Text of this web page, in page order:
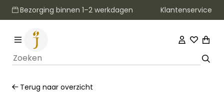
Bezorging binnen 1–2 werkdagen Klantenservice
Terug naar overzicht